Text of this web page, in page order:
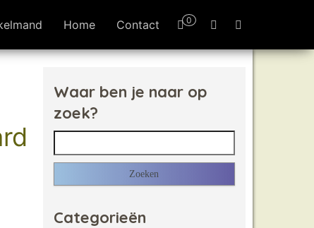
0
Home Contact
Waar ben je naar op
zoek?
Zoeken naar:
Categorieën